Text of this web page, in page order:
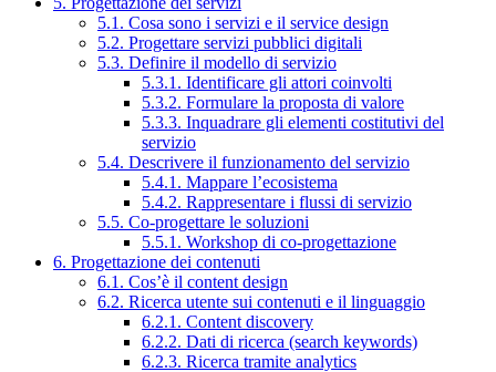
5.1. Cosa sono i servizi e il service design
5.2. Progettare servizi pubblici digitali
5.3. Definire il modello di servizio
5.3.1. Identificare gli attori coinvolti
5.3.2. Formulare la proposta di valore
5.3.3. Inquadrare gli elementi costitutivi del
servizio
5.4. Descrivere il funzionamento del servizio
5.4.1. Mappare l’ecosistema
5.4.2. Rappresentare i flussi di servizio
5.5. Co-progettare le soluzioni
5.5.1. Workshop di co-progettazione
6. Progettazione dei contenuti
6.1. Cos’è il content design
6.2. Ricerca utente sui contenuti e il linguaggio
6.2.1. Content discovery
6.2.2. Dati di ricerca (search keywords)
6.2.3. Ricerca tramite analytics